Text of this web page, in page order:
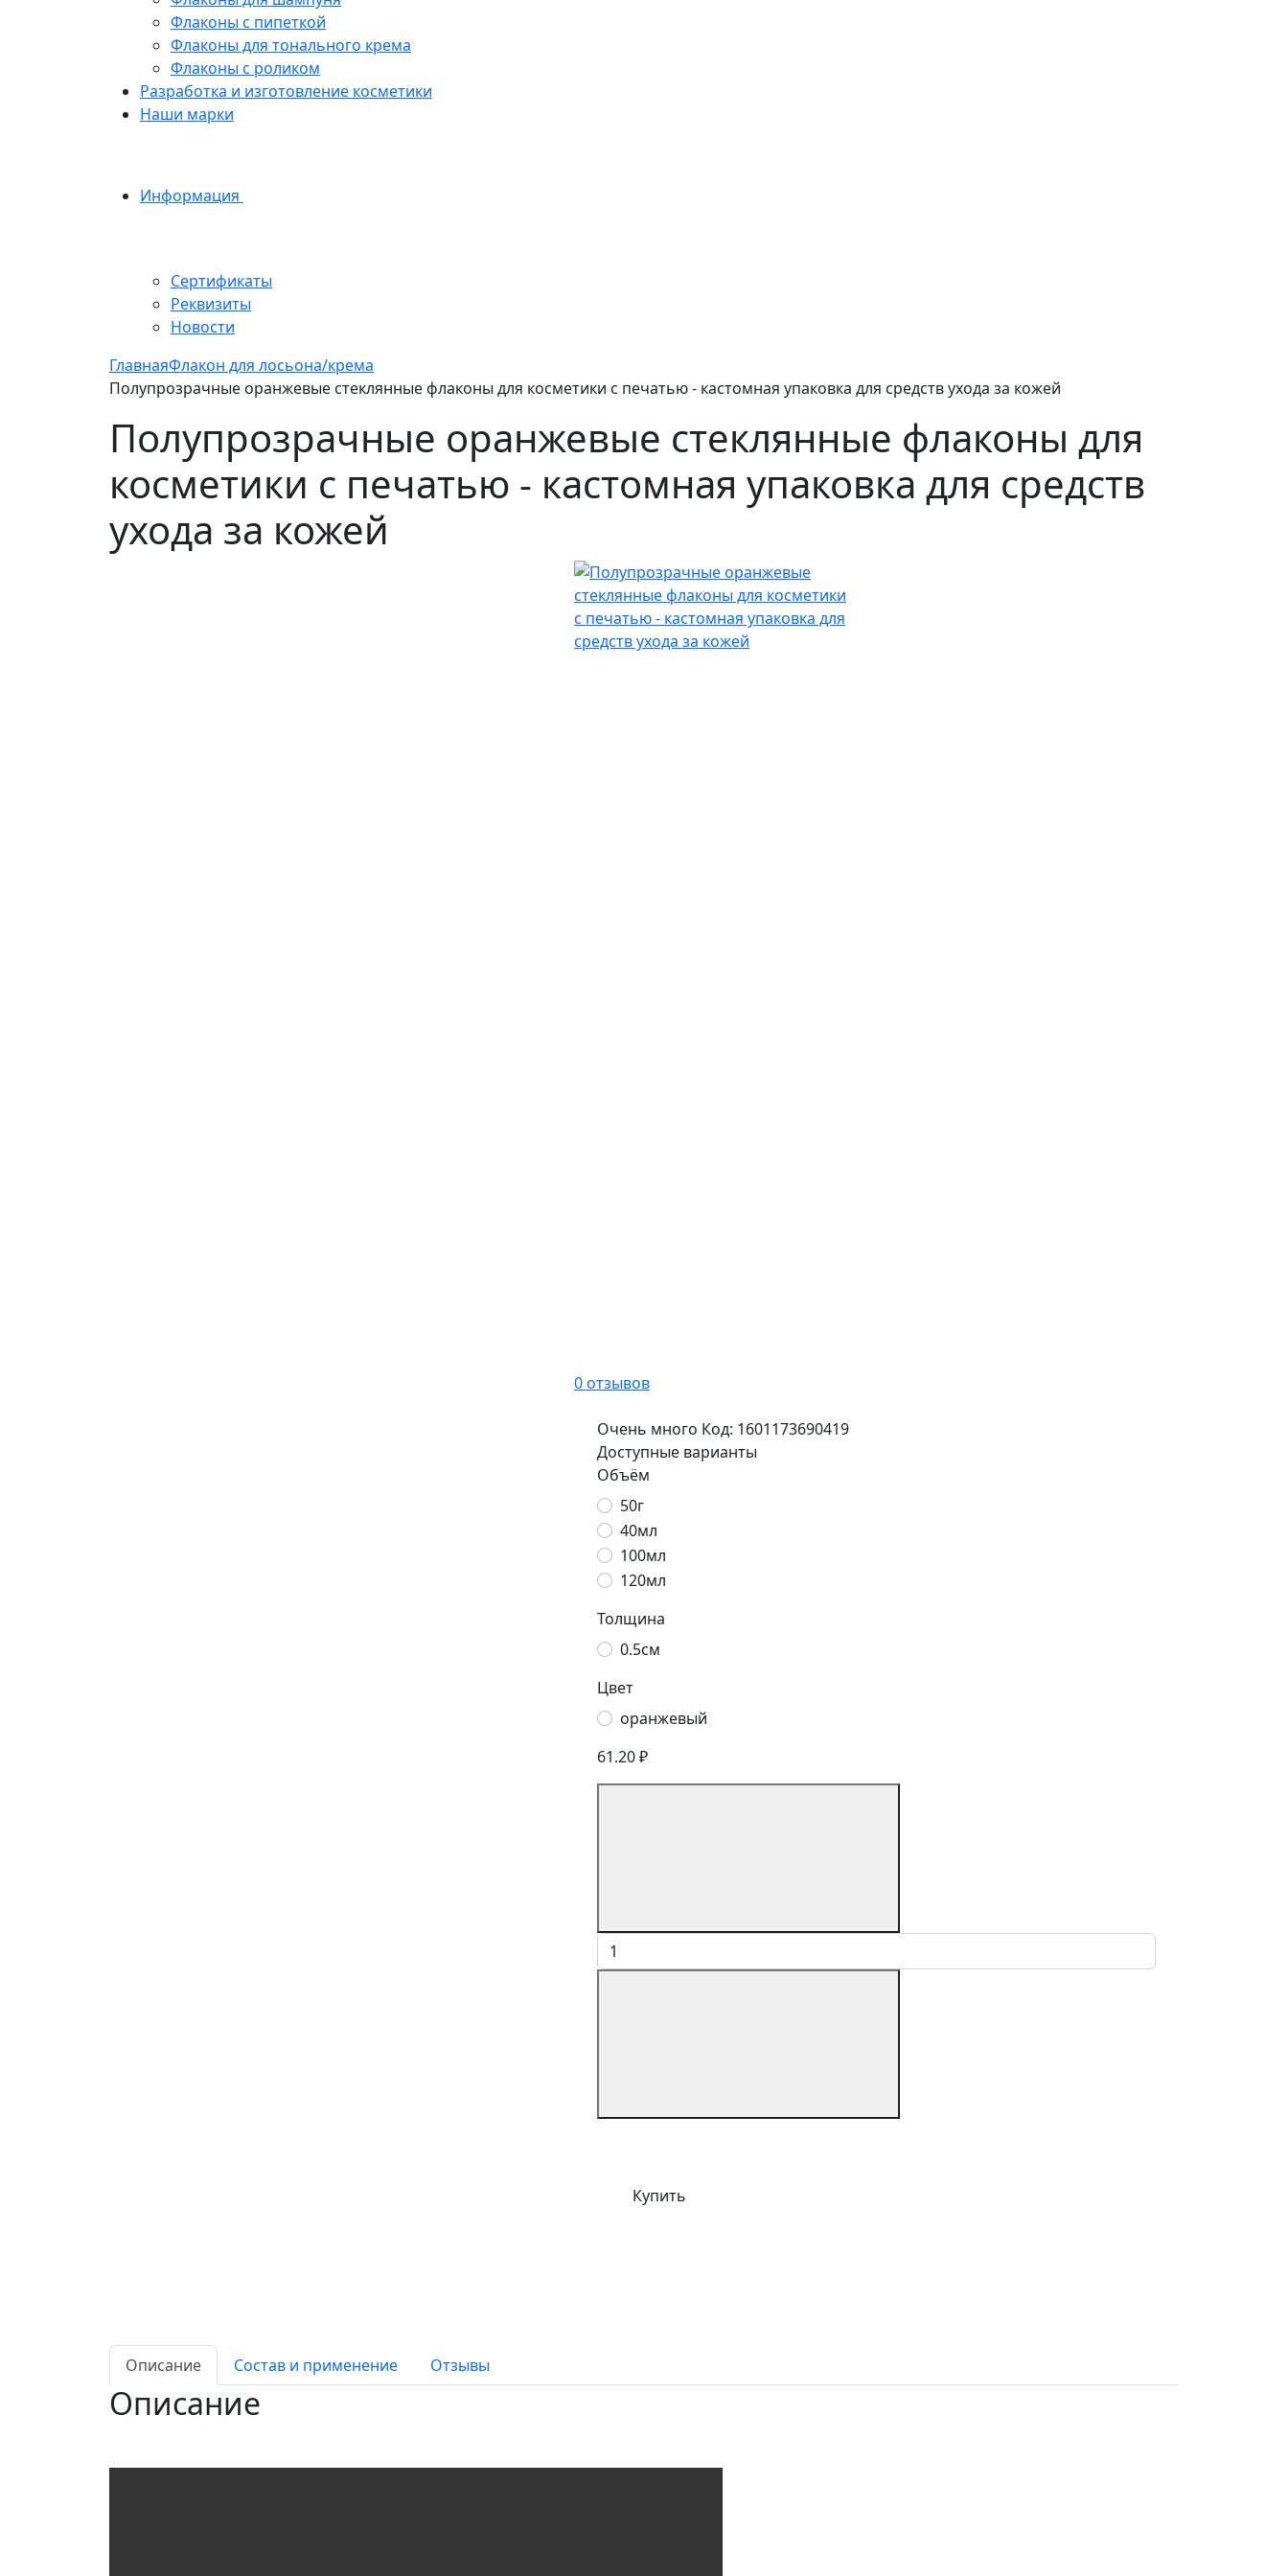
Флаконы с пипеткой
Флаконы для тонального крема
Флаконы с роликом
Разработка и изготовление косметики
Наши марки
Информация
Сертификаты
Реквизиты
Новости
ГлавнаяФлакон для лосьона/крема
Полупрозрачные оранжевые стеклянные флаконы для косметики с печатью - кастомная упаковка для средств ухода за кожей
Полупрозрачные оранжевые стеклянные флаконы для
косметики с печатью - кастомная упаковка для средств
ухода за кожей
0 отзывов
Очень много Код: 1601173690419
Доступные варианты
Объём
50г
40мл
100мл
120мл
Толщина
0.5см
Цвет
оранжевый
61.20 ₽
Купить
Описание Состав и применение Отзывы
Описание